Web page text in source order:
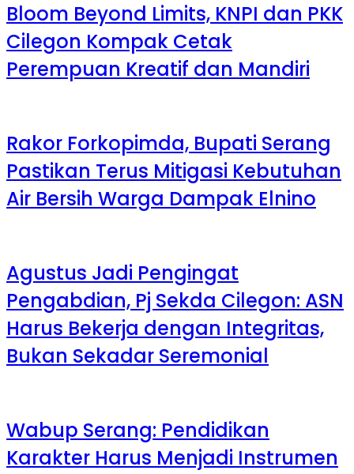
Bloom Beyond Limits, KNPI dan PKK
Cilegon Kompak Cetak
Perempuan Kreatif dan Mandiri
Rakor Forkopimda, Bupati Serang
Pastikan Terus Mitigasi Kebutuhan
Air Bersih Warga Dampak Elnino
Agustus Jadi Pengingat
Pengabdian, Pj Sekda Cilegon: ASN
Harus Bekerja dengan Integritas,
Bukan Sekadar Seremonial
Wabup Serang: Pendidikan
Karakter Harus Menjadi Instrumen